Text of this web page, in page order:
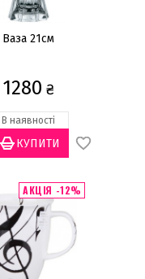
Ваза 21см
1280 ₴
В наявності
АКЦІЯ -12%